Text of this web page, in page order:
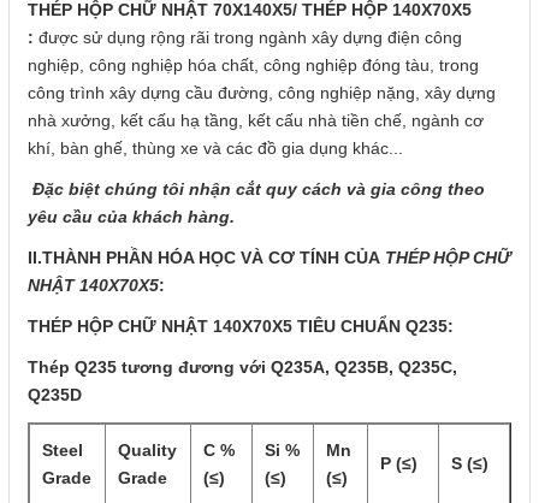
THÉP HỘP CHỮ NHẬT 70X140X5/ THÉP HỘP 140X70X5
: được sử dụng rộng rãi trong ngành xây dựng điện công
nghiệp, công nghiệp hóa chất, công nghiệp đóng tàu, trong
công trình xây dựng cầu đường, công nghiệp nặng, xây dựng
nhà xưởng, kết cấu hạ tầng, kết cấu nhà tiền chế, ngành cơ
khí, bàn ghế, thùng xe và các đồ gia dụng khác...
Đặc biệt chúng tôi nhận cắt quy cách và gia công theo
yêu cầu của khách hàng.
II.THÀNH PHẦN HÓA HỌC VÀ CƠ TÍNH CỦA THÉP HỘP CHỮ
NHẬT 140X70X5:
THÉP HỘP CHỮ NHẬT 140X70X5 TIÊU CHUẨN Q235:
Thép Q235 tương đương với Q235A, Q235B, Q235C,
Q235D
Steel
Grade
Quality
Grade
C %
(≤)
Si %
(≤)
Mn
(≤)
P (≤) S (≤)